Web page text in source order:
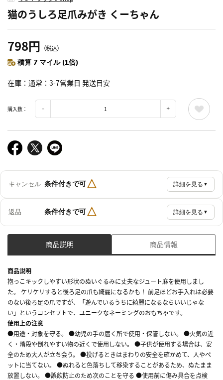
猫のうしろ足爪みがき くーちゃん
798円 （税込）
積算 7 マイル (1倍)
在庫 通常：3-7営業日 発送目安
購入数：
キャンセル 条件付きで可△ 詳細を見る ▼
返品 条件付きで可△ 詳細を見る ▼
商品説明 商品情報
商品説明
抱っこキックしやすい形状のぬいぐるみに丈夫なジュート麻を使用しまし
た。 ケリケリすると後ろ足の爪も綺麗になるかも！ 前足ほどお手入れは必要
のない後ろ足の爪ですが、「遊んでいるうちに綺麗になるならいいじゃな
い」というコンセプトで、ユニークなネーミングのおもちゃです。
使用上の注意
●用途・対象を守る。 ●幼児の手の届く所で使用・保管しない。 ●火気の近
く・階段や倒れやすい物の近くで使用しない。 ●子供が使用する場合は、安
全のため大人が立ち会う。 ●投げるときはまわりの安全を確かめて、人やペ
ットに当てない。 ●ぬれると色落ちして移染することがあるため、ぬたまま
放置しない。 ●誤飲防止のため次のことを守る ●使用前に傷み具合を点検